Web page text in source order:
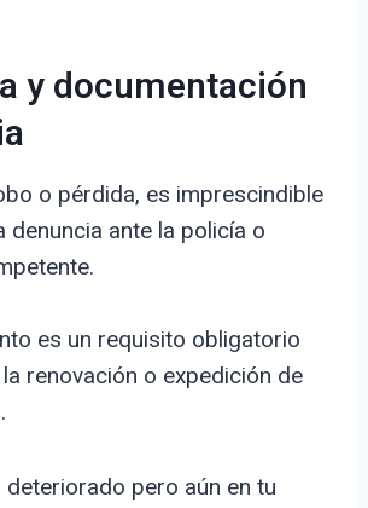
y documentación
o pérdida, es imprescindible
denuncia ante la policía o
es un requisito obligatorio
renovación o expedición de
deteriorado pero aún en tu